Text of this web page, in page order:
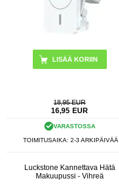
18,95 EUR
16,95 EUR
VARASTOSSA
TOIMITUSAIKA: 2-3 ARKIPÄIVÄÄ
Luckstone Kannettava Hätä
Makuupussi - Vihreä